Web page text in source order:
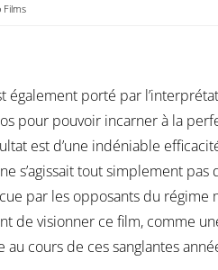
Films
également porté par
pour pouvoir incarner à la
est d’une indéniable
s’agissait tout simplement pas
par les opposants du régime
de visionner ce film, comme
cours de ces sanglantes